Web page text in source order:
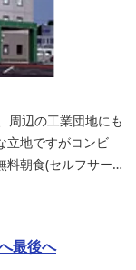
周辺の工業団地にも
立地ですがコンビ
朝食(セルフサービ
最後へ